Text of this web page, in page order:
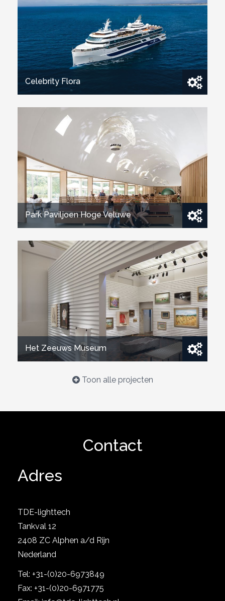
Sirius Cabinet Spotlight Cursa
Bekijk project
Celebrity Flora
Park Paviljoen Hoge Veluwe
Het Zeeuws Museum
Toon alle projecten
Contact
Adres
TDE-lighttech
Tankval 12
2408 ZC Alphen a/d Rijn
Nederland
Tel: +31-(0)20-6973849
Fax: +31-(0)20-6971775